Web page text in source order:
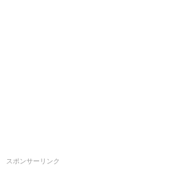
スポンサーリンク